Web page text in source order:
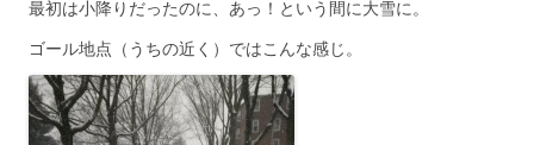
最初は小降りだったのに、あっ！という間に大雪に。
ゴール地点（うちの近く）ではこんな感じ。